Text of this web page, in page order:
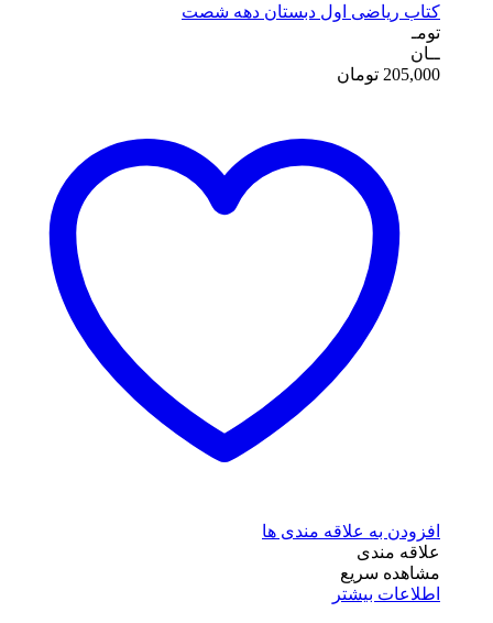
کتاب ریاضی اول دبستان دهه شصت
تومـ
ــان
205,000 تومان
افزودن به علاقه مندی ها
علاقه مندی
مشاهده سریع
اطلاعات بیشتر